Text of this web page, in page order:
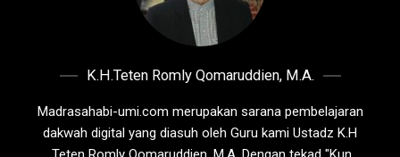
K.H.Teten Romly Qomaruddien, M.A.
Madrasahabi-umi.com merupakan sarana pembelajaran
dakwah digital yang diasuh oleh Guru kami Ustadz K.H